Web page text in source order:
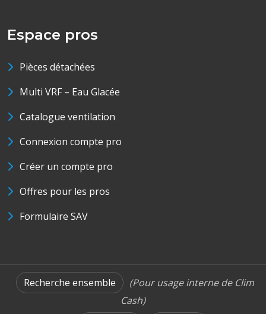
Espace pros
Pièces détachées
Multi VRF – Eau Glacée
Catalogue ventilation
Connexion compte pro
Créer un compte pro
Offres pour les pros
Formulaire SAV
Recherche ensemble
(Pour usage interne de Clim
Cash)